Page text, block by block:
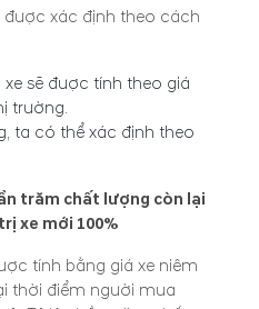
được xác định theo cách
sẽ được tính theo giá
trường.
ta có thể xác định theo
trăm chất lượng còn lại
xe mới 100%
tính bằng giá xe niêm
thời điểm người mua